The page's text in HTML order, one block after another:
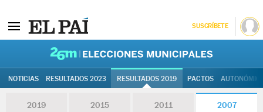
SUSCRÍBETE
NOTICIAS RESULTADOS 2023 RESULTADOS 2019 PACTOS
2019 2015 2011 2007